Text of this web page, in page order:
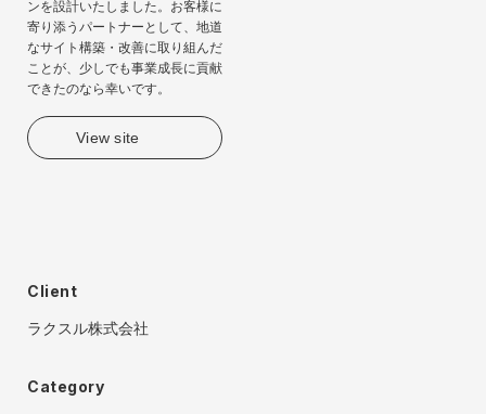
ンを設計いたしました。お客様に
寄り添うパートナーとして、地道
なサイト構築・改善に取り組んだ
ことが、少しでも事業成長に貢献
できたのなら幸いです。
View site
Client
ラクスル株式会社
Category